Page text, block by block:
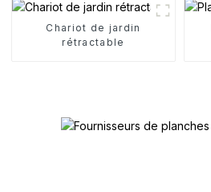
Chariot de jardin
rétractable